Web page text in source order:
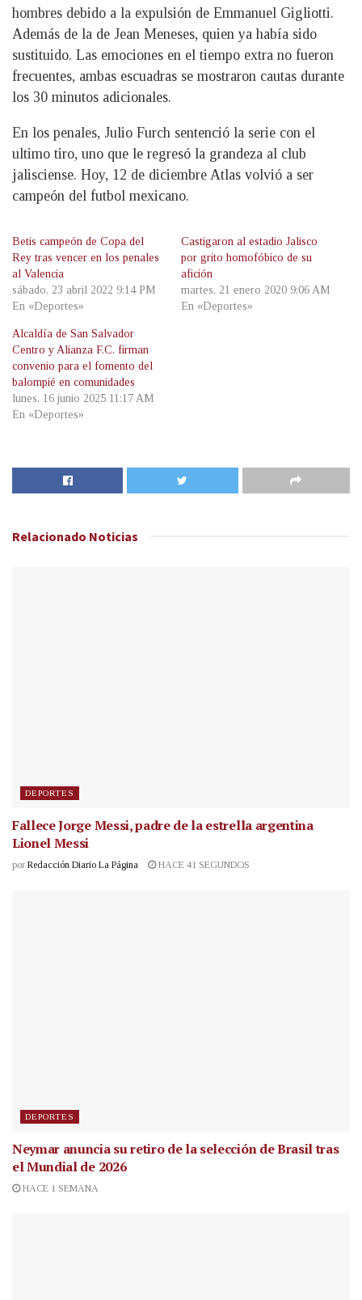
hombres debido a la expulsión de Emmanuel Gigliotti.
Además de la de Jean Meneses, quien ya había sido
sustituido. Las emociones en el tiempo extra no fueron
frecuentes, ambas escuadras se mostraron cautas durante
los 30 minutos adicionales.
En los penales, Julio Furch sentenció la serie con el
ultimo tiro, uno que le regresó la grandeza al club
jalisciense. Hoy, 12 de diciembre Atlas volvió a ser
campeón del futbol mexicano.
Betis campeón de Copa del
Rey tras vencer en los penales
al Valencia
sábado, 23 abril 2022 9:14 PM
En «Deportes»
Castigaron al estadio Jalisco
por grito homofóbico de su
afición
martes, 21 enero 2020 9:06 AM
En «Deportes»
Alcaldía de San Salvador
Centro y Alianza F.C. firman
convenio para el fomento del
balompié en comunidades
lunes, 16 junio 2025 11:17 AM
En «Deportes»
Relacionado Noticias
DEPORTES
Fallece Jorge Messi, padre de la estrella argentina
Lionel Messi
por Redacción Diario La Página HACE 41 SEGUNDOS
DEPORTES
Neymar anuncia su retiro de la selección de Brasil tras
el Mundial de 2026
HACE 1 SEMANA